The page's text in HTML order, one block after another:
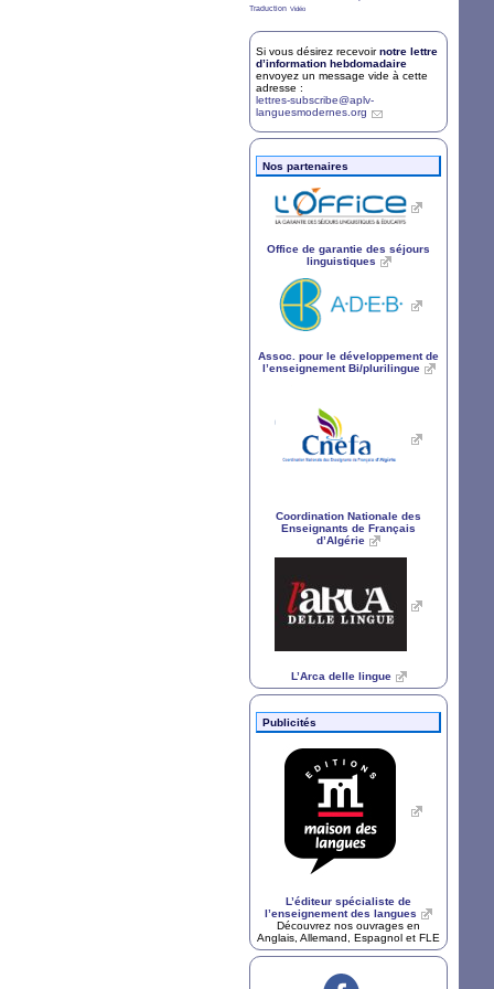
Traduction
7/36 Vidéo
2/36
Si vous désirez recevoirnotre lettre
d’information hebdomadaire
envoyez un message vide à cette
adresse :
lettres-subscribe@aplv-
languesmodernes.org
Nos partenaires
Office de garantie des séjours
linguistiques
Assoc. pour le développement de
l’enseignement Bi/plurilingue
Coordination Nationale des
Enseignants de Français
d’Algérie
L’Arca delle lingue
Publicités
L’éditeur spécialiste de
l’enseignement des langues
Découvrez nos ouvrages en
Anglais, Allemand, Espagnol et FLE